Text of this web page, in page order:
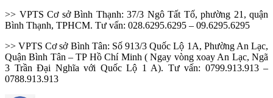
>> VPTS Cơ sở Bình Thạnh: 37/3 Ngô Tất Tố, phường 21, quận
Bình Thạnh, TPHCM. Tư vấn: 028.6295.6295 – 09.6295.6295
>> VPTS Cơ sở Bình Tân: Số 913/3 Quốc Lộ 1A, Phường An Lạc,
Quận Bình Tân – TP Hồ Chí Minh ( Ngay vòng xoay An Lạc, Ngã
3 Trần Đại Nghĩa với Quốc Lộ 1 A). Tư vấn: 0799.913.913 –
0788.913.913